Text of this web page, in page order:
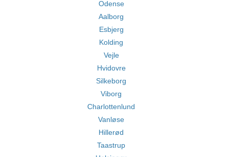
Odense
Aalborg
Esbjerg
Kolding
Vejle
Hvidovre
Silkeborg
Viborg
Charlottenlund
Vanløse
Hillerød
Taastrup